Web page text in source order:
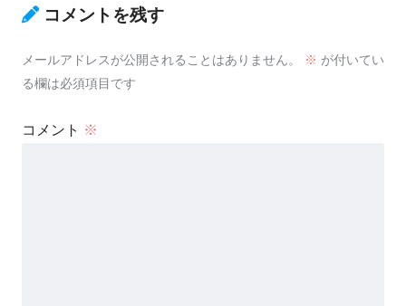
コメントを残す
メールアドレスが公開されることはありません。 ※ が付いてい
る欄は必須項目です
コメント ※